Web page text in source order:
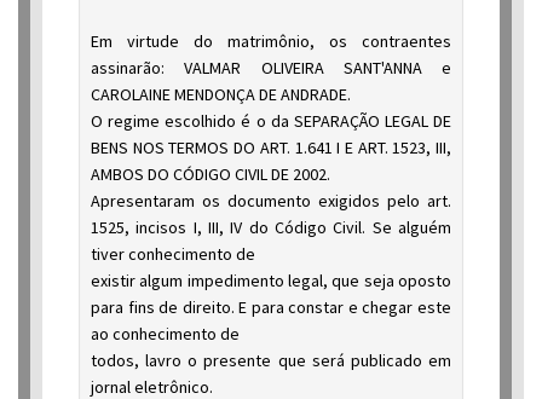
Em virtude do matrimônio, os contraentes
assinarão: VALMAR OLIVEIRA SANT'ANNA e
CAROLAINE MENDONÇA DE ANDRADE.
O regime escolhido é o da SEPARAÇÃO LEGAL DE
BENS NOS TERMOS DO ART. 1.641 I E ART. 1523, III,
AMBOS DO CÓDIGO CIVIL DE 2002.
Apresentaram os documento exigidos pelo art.
1525, incisos I, III, IV do Código Civil. Se alguém
tiver conhecimento de
existir algum impedimento legal, que seja oposto
para fins de direito. E para constar e chegar este
ao conhecimento de
todos, lavro o presente que será publicado em
jornal eletrônico.